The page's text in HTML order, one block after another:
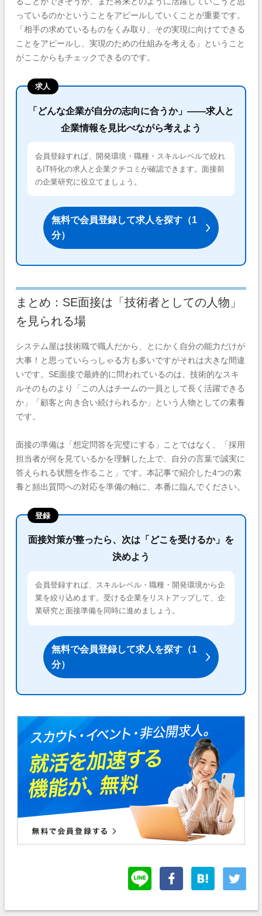
っているのかということをアピールしていくことが重要です。
「相手の求めているものをくみ取り、その実現に向けてできる
ことをアピールし、実現のための仕組みを考える」ということ
がここからもチェックできるのです。
求人
「どんな企業が自分の志向に合うか」——求人と
企業情報を見比べながら考えよう
会員登録すれば、開発環境・職種・スキルレベルで絞れ
るIT特化の求人と企業クチコミが確認できます。面接前
の企業研究に役立てましょう。
無料で会員登録して求人を探す（1
分）
まとめ：SE面接は「技術者としての人物」
を見られる場
システム屋は技術職で職人だから、とにかく自分の能力だけが
大事！と思っていらっしゃる方も多いですがそれは大きな間違
いです。SE面接で最終的に問われているのは、技術的なスキ
ルそのものより「この人はチームの一員として長く活躍できる
か」「顧客と向き合い続けられるか」という人物としての素養
です。
面接の準備は「想定問答を完璧にする」ことではなく、「採用
担当者が何を見ているかを理解した上で、自分の言葉で誠実に
答えられる状態を作ること」です。本記事で紹介した4つの素
養と頻出質問への対応を準備の軸に、本番に臨んでください。
登録
面接対策が整ったら、次は「どこを受けるか」を
決めよう
会員登録すれば、スキルレベル・職種・開発環境から企
業を絞り込めます。受ける企業をリストアップして、企
業研究と面接準備を同時に進めましょう。
無料で会員登録して求人を探す（1
分）